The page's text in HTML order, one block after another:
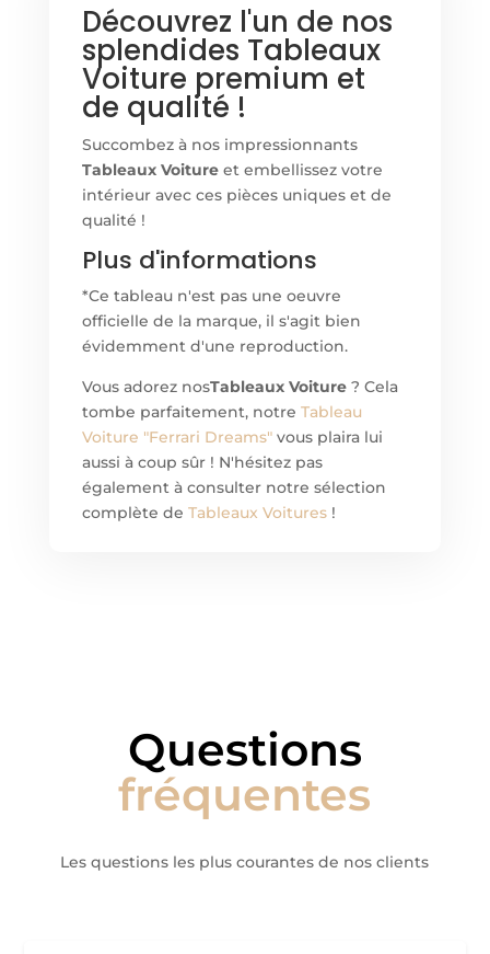
Découvrez l'un de nos
splendides Tableaux
Voiture premium et
de qualité !
Succombez à nos impressionnants
Tableaux Voitureet embellissez votre
intérieur avec ces pièces uniques et de
qualité !
Plus d'informations
*Ce tableau n'est pas une oeuvre
officielle de la marque, il s'agit bien
évidemment d'une reproduction.
Vous adorez nosTableaux Voiture? Cela
tombe parfaitement, notre Tableau
Voiture "Ferrari Dreams"vous plaira lui
aussi à coup sûr ! N'hésitez pas
également à consulter notre sélection
complète de Tableaux Voitures!
Questions
fréquentes
Les questions les plus courantes de nos clients